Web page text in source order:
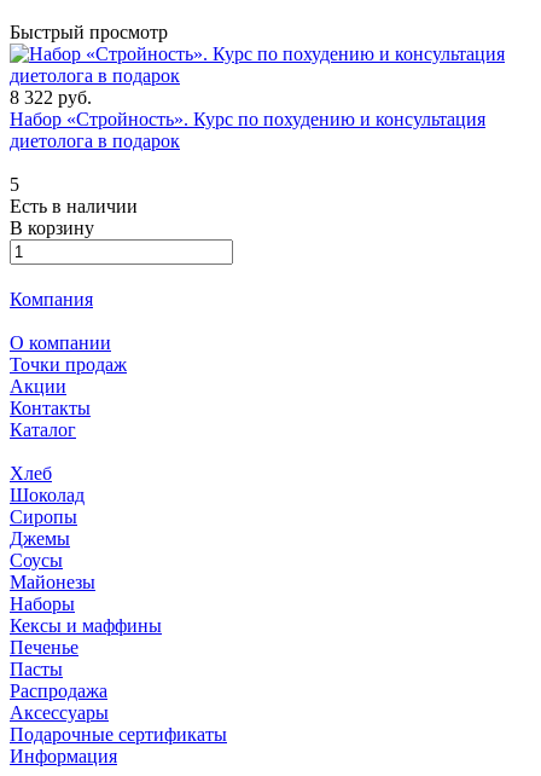
Быстрый просмотр
8 322 руб.
Набор «Стройность». Курс по похудению и консультация
диетолога в подарок
5
Есть в наличии
В корзину
Компания
О компании
Точки продаж
Акции
Контакты
Каталог
Хлеб
Шоколад
Сиропы
Джемы
Соусы
Майонезы
Наборы
Кексы и маффины
Печенье
Пасты
Распродажа
Аксессуары
Подарочные сертификаты
Информация